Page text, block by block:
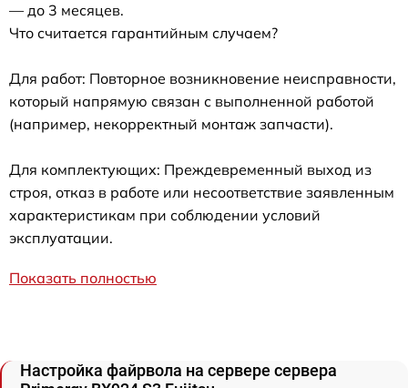
— до 3 месяцев.
Что считается гарантийным случаем?
Для работ: Повторное возникновение неисправности,
который напрямую связан с выполненной работой
(например, некорректный монтаж запчасти).
Для комплектующих: Преждевременный выход из
строя, отказ в работе или несоответствие заявленным
характеристикам при соблюдении условий
эксплуатации.
Показать полностью
Настройка файрвола на сервере сервера